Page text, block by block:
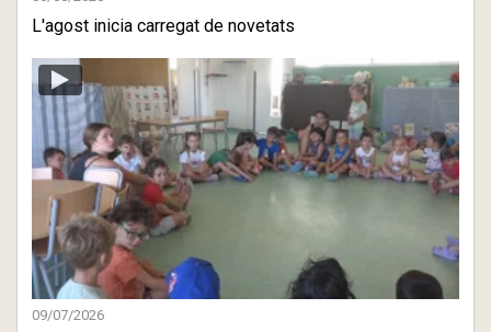
L'agost inicia carregat de novetats
09/07/2026